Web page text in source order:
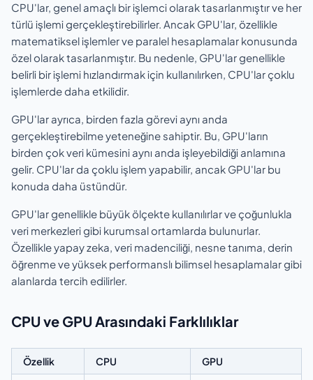
CPU'lar, genel amaçlı bir işlemci olarak tasarlanmıştır ve her
türlü işlemi gerçekleştirebilirler. Ancak GPU'lar, özellikle
matematiksel işlemler ve paralel hesaplamalar konusunda
özel olarak tasarlanmıştır. Bu nedenle, GPU'lar genellikle
belirli bir işlemi hızlandırmak için kullanılırken, CPU'lar çoklu
işlemlerde daha etkilidir.
GPU'lar ayrıca, birden fazla görevi aynı anda
gerçekleştirebilme yeteneğine sahiptir. Bu, GPU'ların
birden çok veri kümesini aynı anda işleyebildiği anlamına
gelir. CPU'lar da çoklu işlem yapabilir, ancak GPU'lar bu
konuda daha üstündür.
GPU'lar genellikle büyük ölçekte kullanılırlar ve çoğunlukla
veri merkezleri gibi kurumsal ortamlarda bulunurlar.
Özellikle yapay zeka, veri madenciliği, nesne tanıma, derin
öğrenme ve yüksek performanslı bilimsel hesaplamalar gibi
alanlarda tercih edilirler.
CPU ve GPU Arasındaki Farklılıklar
Özellik CPU GPU